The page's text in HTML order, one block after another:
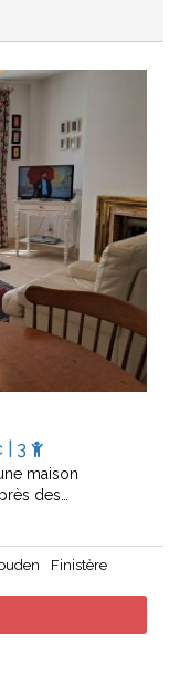
| 3
maison
des…
Finistère